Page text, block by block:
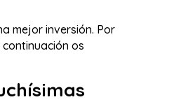
mejor inversión. Por
continuación os